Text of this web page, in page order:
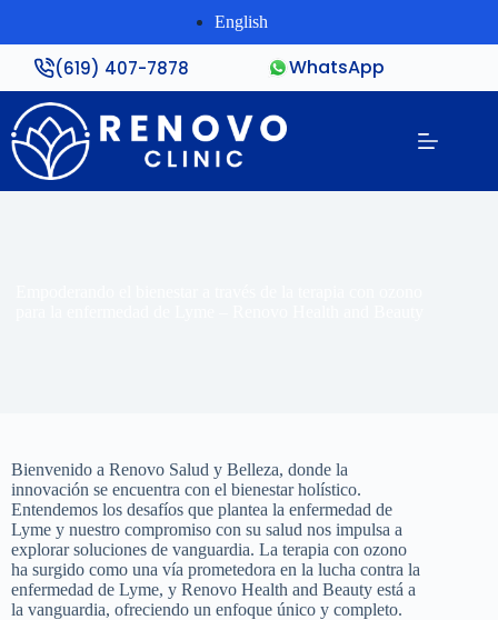
English
(619) 407-7878 WhatsApp
Bienvenido a Renovo Salud y Belleza, donde la
innovación se encuentra con el bienestar holístico.
Entendemos los desafíos que plantea la enfermedad de
Lyme y nuestro compromiso con su salud nos impulsa a
explorar soluciones de vanguardia. La terapia con ozono
ha surgido como una vía prometedora en la lucha contra la
enfermedad de Lyme, y Renovo Health and Beauty está a
la vanguardia, ofreciendo un enfoque único y completo.